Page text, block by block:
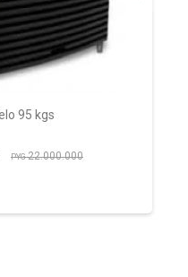
95 kgs
PYG22.000.000